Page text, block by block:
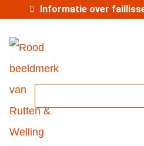
Informatie over